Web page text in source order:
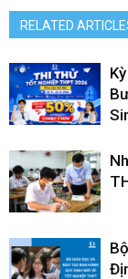
RELATED